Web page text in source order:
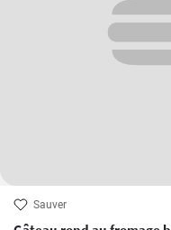
Sauver